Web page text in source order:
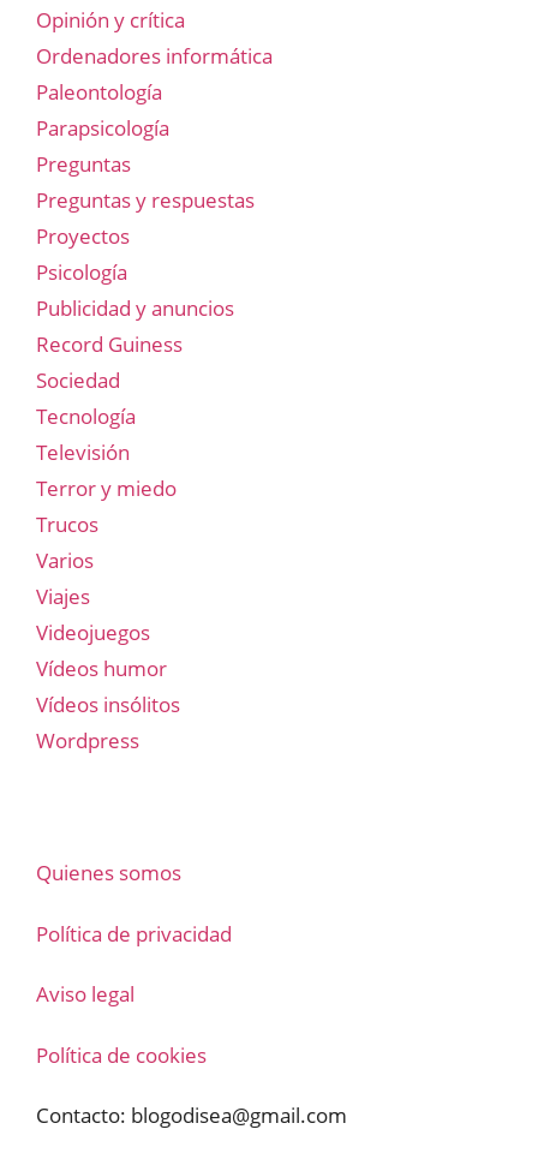
Opinión y crítica
Ordenadores informática
Paleontología
Parapsicología
Preguntas
Preguntas y respuestas
Proyectos
Psicología
Publicidad y anuncios
Record Guiness
Sociedad
Tecnología
Televisión
Terror y miedo
Trucos
Varios
Viajes
Videojuegos
Vídeos humor
Vídeos insólitos
Wordpress
Quienes somos
Política de privacidad
Aviso legal
Política de cookies
Contacto: blogodisea@gmail.com